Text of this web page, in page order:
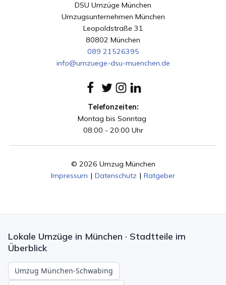
DSU Umzüge München
Umzugsunternehmen München
Leopoldstraße 31
80802 München
089 21526395
info@umzuege-dsu-muenchen.de
Telefonzeiten:
Montag bis Sonntag
08:00 - 20:00 Uhr
© 2026 Umzug München
Impressum | Datenschutz | Ratgeber
Lokale Umzüge in München · Stadtteile im
Überblick
Umzug München-Schwabing